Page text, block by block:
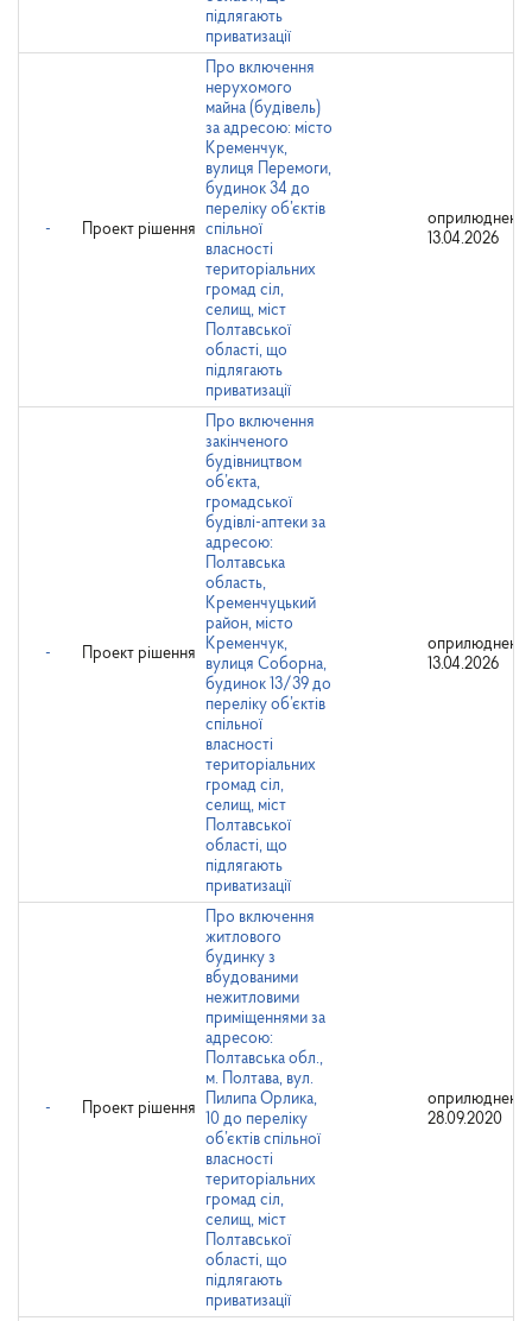
підлягають
приватизації
- Проект рішення
Про включення
нерухомого
майна (будівель)
за адресою: місто
Кременчук,
вулиця Перемоги,
будинок 34 до
переліку об’єктів
спільної
власності
територіальних
громад сіл,
селищ, міст
Полтавської
області, що
підлягають
приватизації
оприлюднено:
13.04.2026
- Проект рішення
Про включення
закінченого
будівництвом
об’єкта,
громадської
будівлі-аптеки за
адресою:
Полтавська
область,
Кременчуцький
район, місто
Кременчук,
вулиця Соборна,
будинок 13/39 до
переліку об’єктів
спільної
власності
територіальних
громад сіл,
селищ, міст
Полтавської
області, що
підлягають
приватизації
оприлюднено:
13.04.2026
- Проект рішення
Про включення
житлового
будинку з
вбудованими
нежитловими
приміщеннями за
адресою:
Полтавська обл.,
м. Полтава, вул.
Пилипа Орлика,
10 до переліку
об’єктів спільної
власності
територіальних
громад сіл,
селищ, міст
Полтавської
області, що
підлягають
приватизації
оприлюднено:
28.09.2020